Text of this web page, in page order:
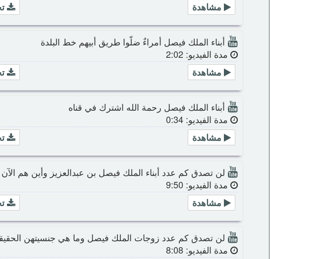
مشاهدة
أبناء الملك فيصل أمراءٌ ضلّوا طريق أبيهم خط البلدة
مدة الفيديو: 2:02
مشاهدة
أبناء الملك فيصل رحمة الله اشترك في قناه
مدة الفيديو: 0:34
مشاهدة
لن تصدق كم عدد أبناء الملك فيصل بن عبدالعزيز وأين هم
مدة الفيديو: 9:50
مشاهدة
لن تصدق كم عدد زوجات الملك فيصل وما هي جنسيتهن
مدة الفيديو: 8:08